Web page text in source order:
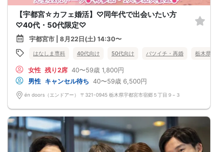
【宇都宮☆カフェ婚活】♡同年代で出会いたい方
♡40代・50代限定♡
宇都宮市 | 8月22日(土) 14:30〜
はなしま専科 40代向け 50代向け バツイチ・再婚 栃木県
女性 残り2席 40〜59歳 1,800円
男性 キャンセル待ち 40〜59歳 6,500円
én doors（エンドアー） 〒321-0945 栃木県宇都宮市宿郷５丁目９−３